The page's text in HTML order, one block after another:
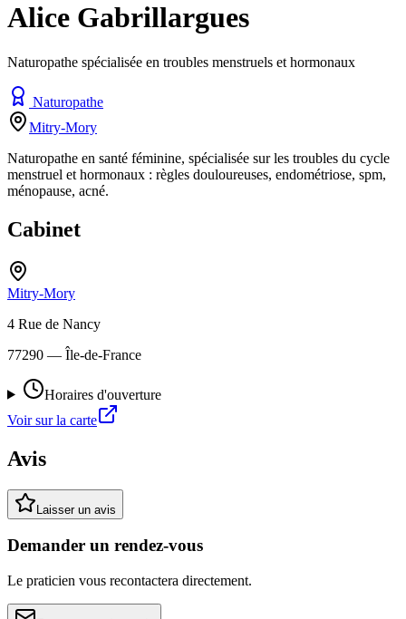
Alice Gabrillargues
Naturopathe spécialisée en troubles menstruels et hormonaux
Naturopathe
Mitry-Mory
Naturopathe en santé féminine, spécialisée sur les troubles du cycle
menstruel et hormonaux : règles douloureuses, endométriose, spm,
ménopause, acné.
Cabinet
Mitry-Mory
4 Rue de Nancy
77290 — Île-de-France
Horaires d'ouverture
Voir sur la carte
Avis
Laisser un avis
Demander un rendez-vous
Le praticien vous recontactera directement.